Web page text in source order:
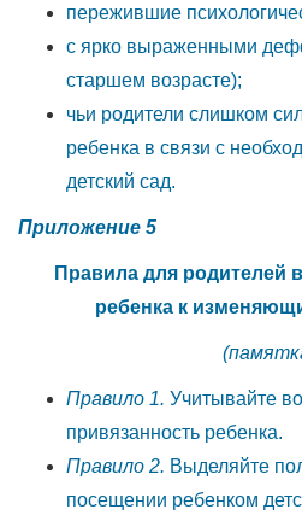
пережившие
с ярко выраженными
старшем возрасте);
чьи родители слишком
ребенка в связи с
детский сад.
Приложение 5
Правила для родителей
ребенка к
Правило 1. Учитывайте
привязанность ребенка.
Правило 2. Выделяйте
посещении ребенком